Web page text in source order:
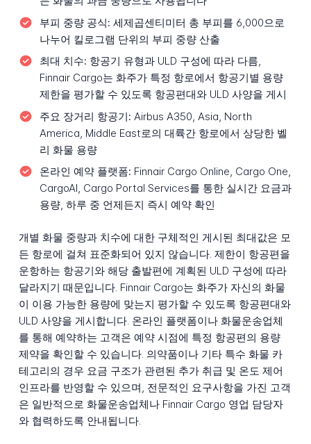
부피 중량 공식: 세제곱센티미터 총 부피를 6,000으로
나누어 킬로그램 단위의 부피 중량 산출
최대 치수: 항공기 유형과 ULD 구성에 따라 다름,
Finnair Cargo는 화주가 특정 항로에서 항공기별 용량
제한을 평가할 수 있도록 항공편대와 ULD 사양을 게시
주요 장거리 항공기: Airbus A350, Asia, North
America, Middle East로의 대륙간 항로에서 상당한 벨
리 화물 용량
온라인 예약 플랫폼: Finnair Cargo Online, Cargo One,
CargoAI, Cargo Portal Services를 통한 실시간 요금과
용량, 하루 중 언제든지 즉시 예약 확인
개별 화물 중량과 치수에 대한 구체적인 게시된 최대값은 모
든 항로에 걸쳐 표준화되어 있지 않습니다. 제한이 항공편을
운항하는 항공기와 해당 출발편에 계획된 ULD 구성에 따라
달라지기 때문입니다. Finnair Cargo는 화주가 자신의 화물
이 이용 가능한 용량에 맞는지 평가할 수 있도록 항공편대와
ULD 사양을 게시합니다. 온라인 플랫폼이나 화물운송업체
를 통해 예약하는 고객은 예약 시점에 특정 항공편의 용량
제약을 확인할 수 있습니다. 의약품이나 기타 특수 화물 카
테고리의 경우 요금 구조가 관련된 추가 취급 및 온도 제어
인프라를 반영할 수 있으며, 전문적인 요구사항을 가진 고객
은 일반적으로 화물운송업체나 Finnair Cargo 영업 담당자
와 협력하도록 안내됩니다.